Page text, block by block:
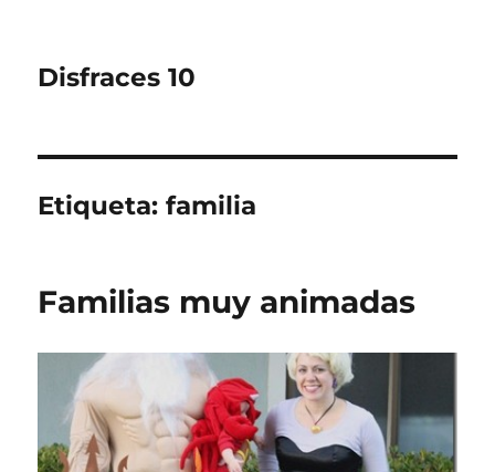
Disfraces 10
Etiqueta:familia
Familias muy animadas